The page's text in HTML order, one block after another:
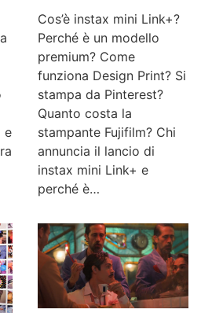
e
Cos’è instax mini Link+?
Perché è un modello
premium? Come
funziona Design Print? Si
stampa da Pinterest?
Quanto costa la
stampante Fujifilm? Chi
annuncia il lancio di
instax mini Link+ e
perché è…